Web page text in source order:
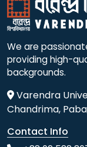
We are
providing high-
backgrounds.
Varendra
Chandrima,
Contact Info